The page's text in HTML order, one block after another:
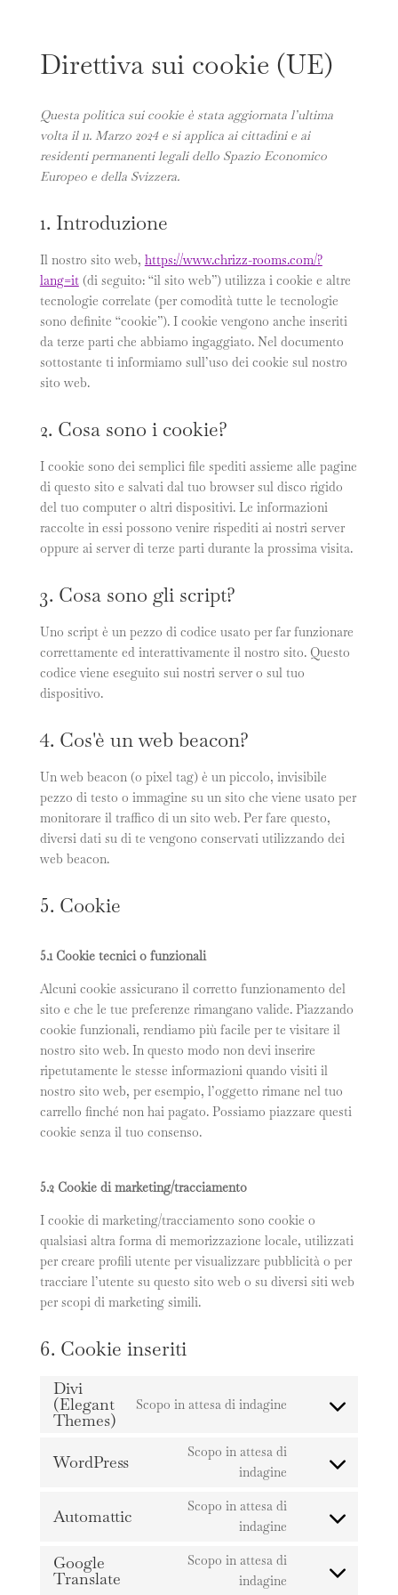
Direttiva sui cookie (UE)
Questa politica sui cookie è stata aggiornata l’ultima
volta il 11. Marzo 2024 e si applica ai cittadini e ai
residenti permanenti legali dello Spazio Economico
Europeo e della Svizzera.
1. Introduzione
Il nostro sito web, https://www.chrizz-rooms.com/?
lang=it(di seguito: “il sito web”) utilizza i cookie e altre
tecnologie correlate (per comodità tutte le tecnologie
sono definite “cookie”). I cookie vengono anche inseriti
da terze parti che abbiamo ingaggiato. Nel documento
sottostante ti informiamo sull’uso dei cookie sul nostro
sito web.
2. Cosa sono i cookie?
I cookie sono dei semplici file spediti assieme alle pagine
di questo sito e salvati dal tuo browser sul disco rigido
del tuo computer o altri dispositivi. Le informazioni
raccolte in essi possono venire rispediti ai nostri server
oppure ai server di terze parti durante la prossima visita.
3. Cosa sono gli script?
Uno script è un pezzo di codice usato per far funzionare
correttamente ed interattivamente il nostro sito. Questo
codice viene eseguito sui nostri server o sul tuo
dispositivo.
4. Cos'è un web beacon?
Un web beacon (o pixel tag) è un piccolo, invisibile
pezzo di testo o immagine su un sito che viene usato per
monitorare il traffico di un sito web. Per fare questo,
diversi dati su di te vengono conservati utilizzando dei
web beacon.
5. Cookie
5.1 Cookie tecnici o funzionali
Alcuni cookie assicurano il corretto funzionamento del
sito e che le tue preferenze rimangano valide. Piazzando
cookie funzionali, rendiamo più facile per te visitare il
nostro sito web. In questo modo non devi inserire
ripetutamente le stesse informazioni quando visiti il
nostro sito web, per esempio, l’oggetto rimane nel tuo
carrello finché non hai pagato. Possiamo piazzare questi
cookie senza il tuo consenso.
5.2 Cookie di marketing/tracciamento
I cookie di marketing/tracciamento sono cookie o
qualsiasi altra forma di memorizzazione locale, utilizzati
per creare profili utente per visualizzare pubblicità o per
tracciare l’utente su questo sito web o su diversi siti web
per scopi di marketing simili.
6. Cookie inseriti
Divi
(Elegant
Themes)
Scopo in attesa di indagine
Consent
themes)
WordPress
Scopo in attesa di
indagine
Consent
service
Automattic
Scopo in attesa di
indagine
Consent
service
Google
Translate
Scopo in attesa di
indagine
Consent